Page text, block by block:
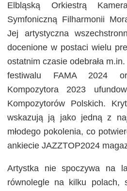
Elbląską Orkiestrą
Symfoniczną Filharmonii
Jej artystyczna
docenione w postaci wielu
ostatnim czasie odebrała
festiwalu FAMA 2024
Kompozytora 2023
Kompozytorów Polskich.
wskazują ją jako jedną z
młodego pokolenia, co
ankiecie JAZZTOP2024
Artystka nie spoczywa na
równolegle na kilku polach,